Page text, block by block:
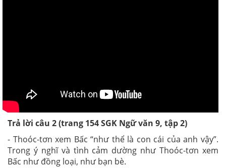
Trả lời câu 2 (trang 154 SGK Ngữ văn 9, tập 2)
- Thoóc-tơn xem Bấc “như thể là con cái của anh vậy”.
Trong ý nghĩ và tình cảm dường như Thoóc-tơn xem
Bấc như đồng loại, như bạn bè.